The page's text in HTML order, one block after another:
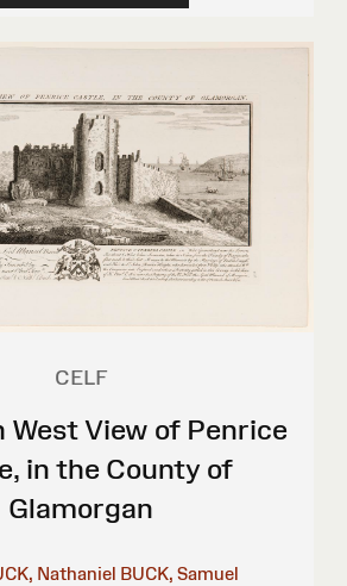
CELF
West View of Penrice
in the County of
Glamorgan
Nathaniel BUCK, Samuel